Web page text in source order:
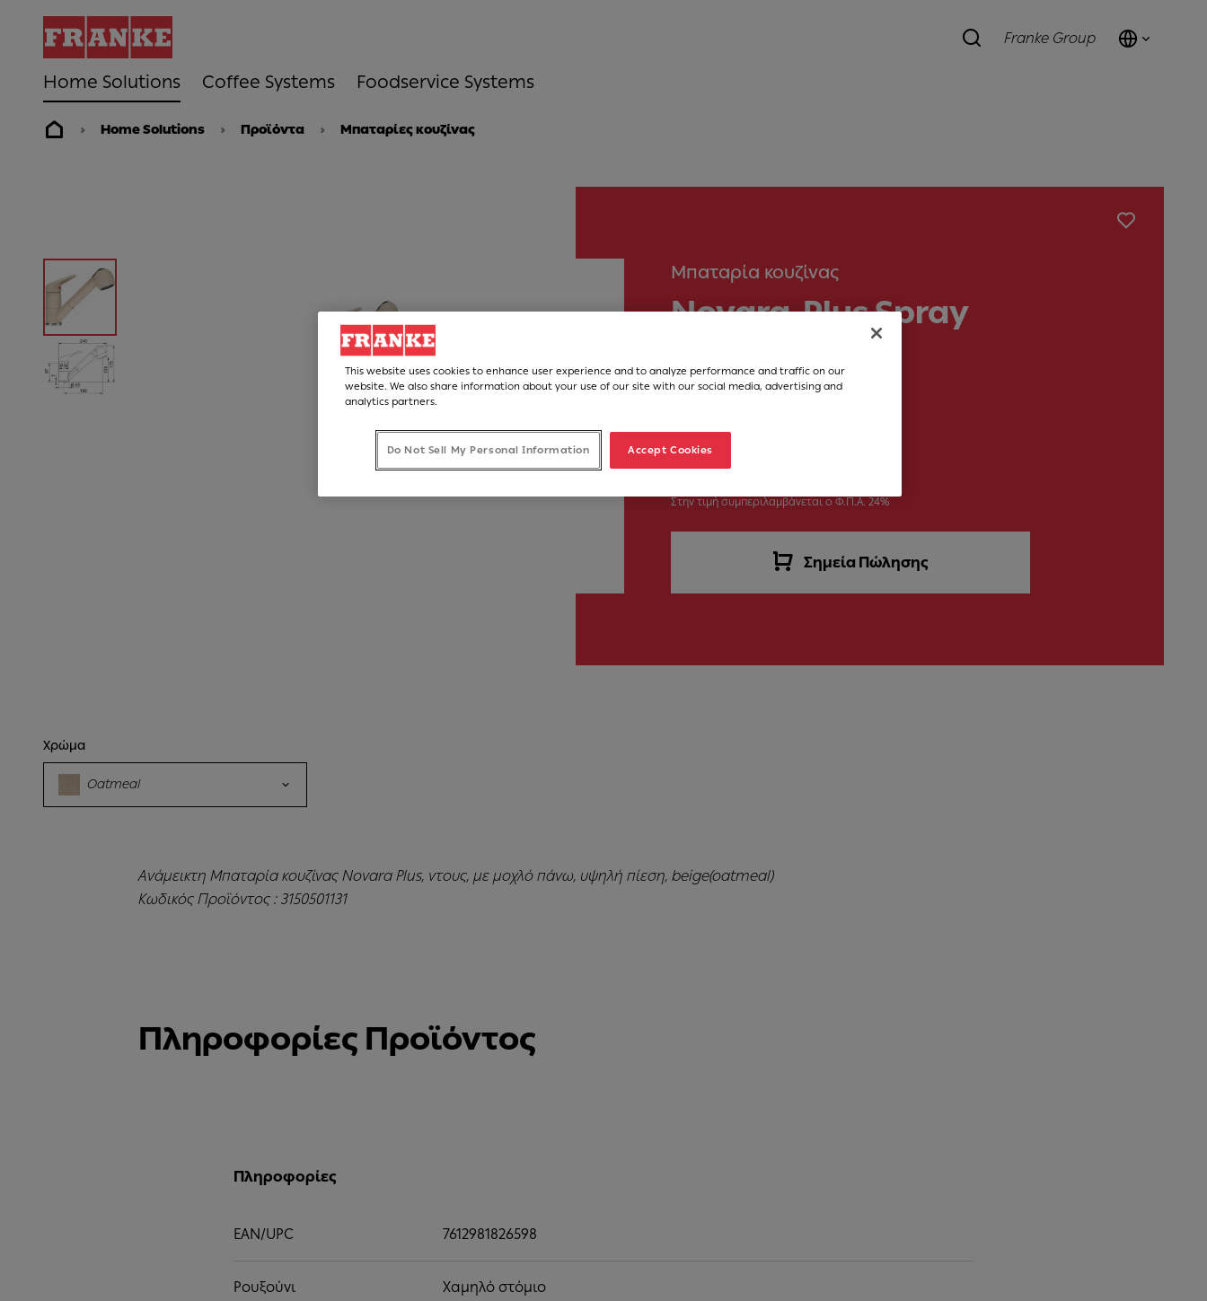
Home Solutions Coffee Systems Foodservice Systems
Franke Group
Home Solutions Προϊόντα Μπαταρίες κουζίνας
Μπαταρία κουζίνας
Novara-Plus Spray
Νούμερο Άρθρου
115.0470.665
225,00 €
Στην τιμή συμπεριλαμβάνεται ο Φ.Π.Α. 24%
Σημεία Πώλησης
Χρώμα
Oatmeal
Ανάμεικτη Μπαταρία κουζίνας Novara Plus, ντους, με μοχλό πάνω, υψηλή πίεση, beige(oatmeal)
Κωδικός Προϊόντος : 3150501131
Πληροφορίες Προϊόντος
Πληροφορίες
EAN/UPC 7612981826598
Ρουξούνι Χαμηλό στόμιο
This website uses cookies to enhance user experience and to analyze performance and traffic on our
website. We also share information about your use of our site with our social media, advertising and
analytics partners.
Do Not Sell My Personal Information Accept Cookies